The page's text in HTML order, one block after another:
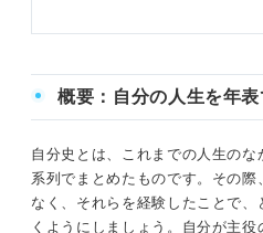
概要：自分の人生を年
自分史とは、これまでの人生の
系列でまとめたものです。その
なく、それらを経験したことで
くようにしましょう。自分が主